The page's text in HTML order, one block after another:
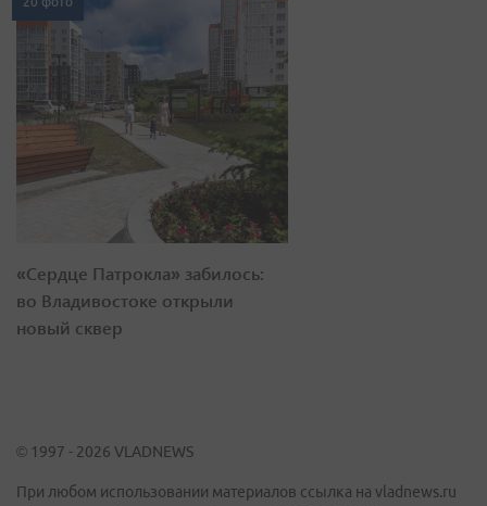
«Сердце Патрокла» забилось:
во Владивостоке открыли
новый сквер
© 1997 - 2026 VLADNEWS
При любом использовании материалов ссылка на vladnews.ru